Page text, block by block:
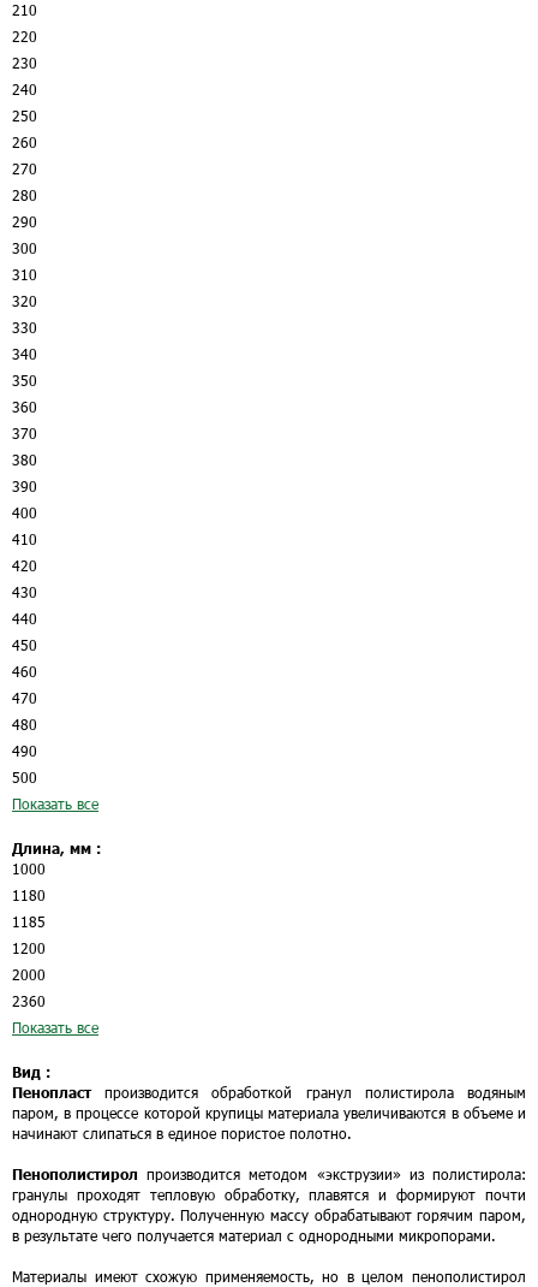
210
220
230
240
250
260
270
280
290
300
310
320
330
340
350
360
370
380
390
400
410
420
430
440
450
460
470
480
490
500
Показать все
Длина, мм :
1000
1180
1185
1200
2000
2360
Показать все
Вид :
Пенопластпроизводится обработкой гранул полистирола водяным
паром, в процессе которой крупицы материала увеличиваются в объеме и
начинают слипаться в единое пористое полотно.
Пенополистирол производится методом «экструзии» из полистирола:
гранулы проходят тепловую обработку, плавятся и формируют почти
однородную структуру. Полученную массу обрабатывают горячим паром,
в результате чего получается материал с однородными микропорами.
Материалы имеют схожую применяемость, но в целом пенополистирол